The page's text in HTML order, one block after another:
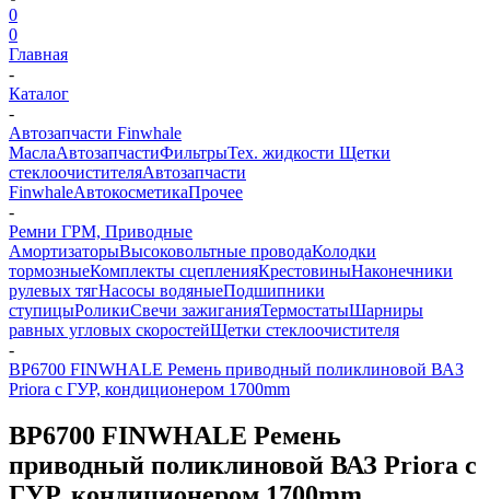
0
0
Главная
-
Каталог
-
Автозапчасти Finwhale
МаслаАвтозапчастиФильтрыТех. жидкости Щетки
стеклоочистителяАвтозапчасти
FinwhaleАвтокосметикаПрочее
-
Ремни ГРМ, Приводные
АмортизаторыВысоковольтные проводаКолодки
тормозныеКомплекты сцепленияКрестовиныНаконечники
рулевых тягНасосы водяныеПодшипники
ступицыРоликиСвечи зажиганияТермостатыШарниры
равных угловых скоростейЩетки стеклоочистителя
-
BP6700 FINWHALE Ремень приводный поликлиновой ВАЗ
Priora с ГУР, кондиционером 1700mm
BP6700 FINWHALE Ремень
приводный поликлиновой ВАЗ Priora с